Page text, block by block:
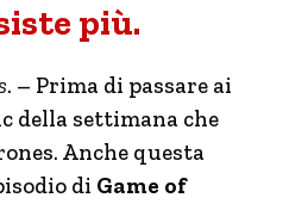
più.
. – Prima di passare ai
della settimana che
Anche questa
di Game of